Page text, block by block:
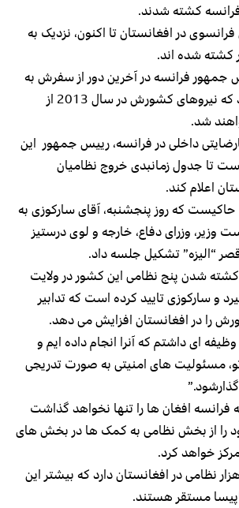
کشته شدند.
فرانسوی در افغانستان تا اکنون، نزدیک به
جمهور فرانسه در آخرین دور از سفرش به
افغانستان اعلام کرد که نیروهای کشورش در سال 2013 از
شد.
داخلی در فرانسه، رییس جمهور این
تا جدول زمانبدی خروج نظامیان
اعلام کند.
حاکیست که روز پنجشنبه، آقای سارکوزی به
وزیر، وزرای دفاع، خارجه و لوی درستیز
“الیزه” تشکیل جلسه داد.
شدن پنج نظامی این کشور در ولایت
و سارکوزی تایید کرده است که تدابیر
را در افغانستان افزایش می دهد.
ای داشتم که آنرا انجام داده ایم و
مسئولیت های امنیتی به صورت تدریجی
افغان ها را تنها نخواهد گذاشت
را از بخش نظامی به کمک ها در بخش های
خواهد کرد.
نظامی در افغانستان دارد که بیشتر این
مستقر هستند.